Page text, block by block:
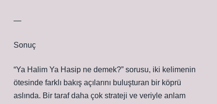
—
Sonuç
“Ya Halim Ya Hasip ne demek?” sorusu, iki kelimenin
ötesinde farklı bakış açılarını buluşturan bir köprü
aslında. Bir taraf daha çok strateji ve veriyle anlam